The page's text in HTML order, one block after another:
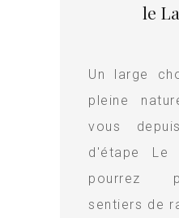
le
Un large
pleine
vous
d'étape Le
pourrez
sentiers de